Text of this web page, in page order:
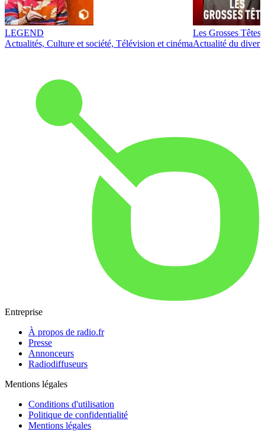
LEGEND
Actualités, Culture et société, Télévision et cinéma
Les Grosses Têtes
Actualité du
Entreprise
À propos de radio.fr
Presse
Annonceurs
Radiodiffuseurs
Mentions légales
Conditions d'utilisation
Politique de confidentialité
Mentions légales